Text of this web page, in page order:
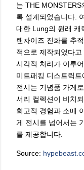
는 THE
록 설계되었습니다.
대한 Lung의 원래 캐
랜차이즈 진화를 추
적으로 제작되었다
시각적 처리가 이루
미트패킹 디스트릭
전시는 기념품 가게
서리 컬렉션이 비치
회고적 경험과 소매
게 전시를 넘어서는
를 제공합니다.
Source: